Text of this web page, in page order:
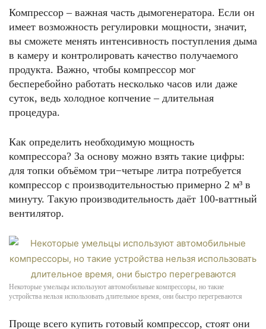
Компрессор – важная часть дымогенератора. Если он
имеет возможность регулировки мощности, значит,
вы сможете менять интенсивность поступления дыма
в камеру и контролировать качество получаемого
продукта. Важно, чтобы компрессор мог
бесперебойно работать несколько часов или даже
суток, ведь холодное копчение – длительная
процедура.
Как определить необходимую мощность
компрессора? За основу можно взять такие цифры:
для топки объёмом три−четыре литра потребуется
компрессор с производительностью примерно 2 м³ в
минуту. Такую производительность даёт 100-ваттный
вентилятор.
Некоторые умельцы используют автомобильные компрессоры, но такие
устройства нельзя использовать длительное время, они быстро перегреваются
Проще всего купить готовый компрессор, стоят они